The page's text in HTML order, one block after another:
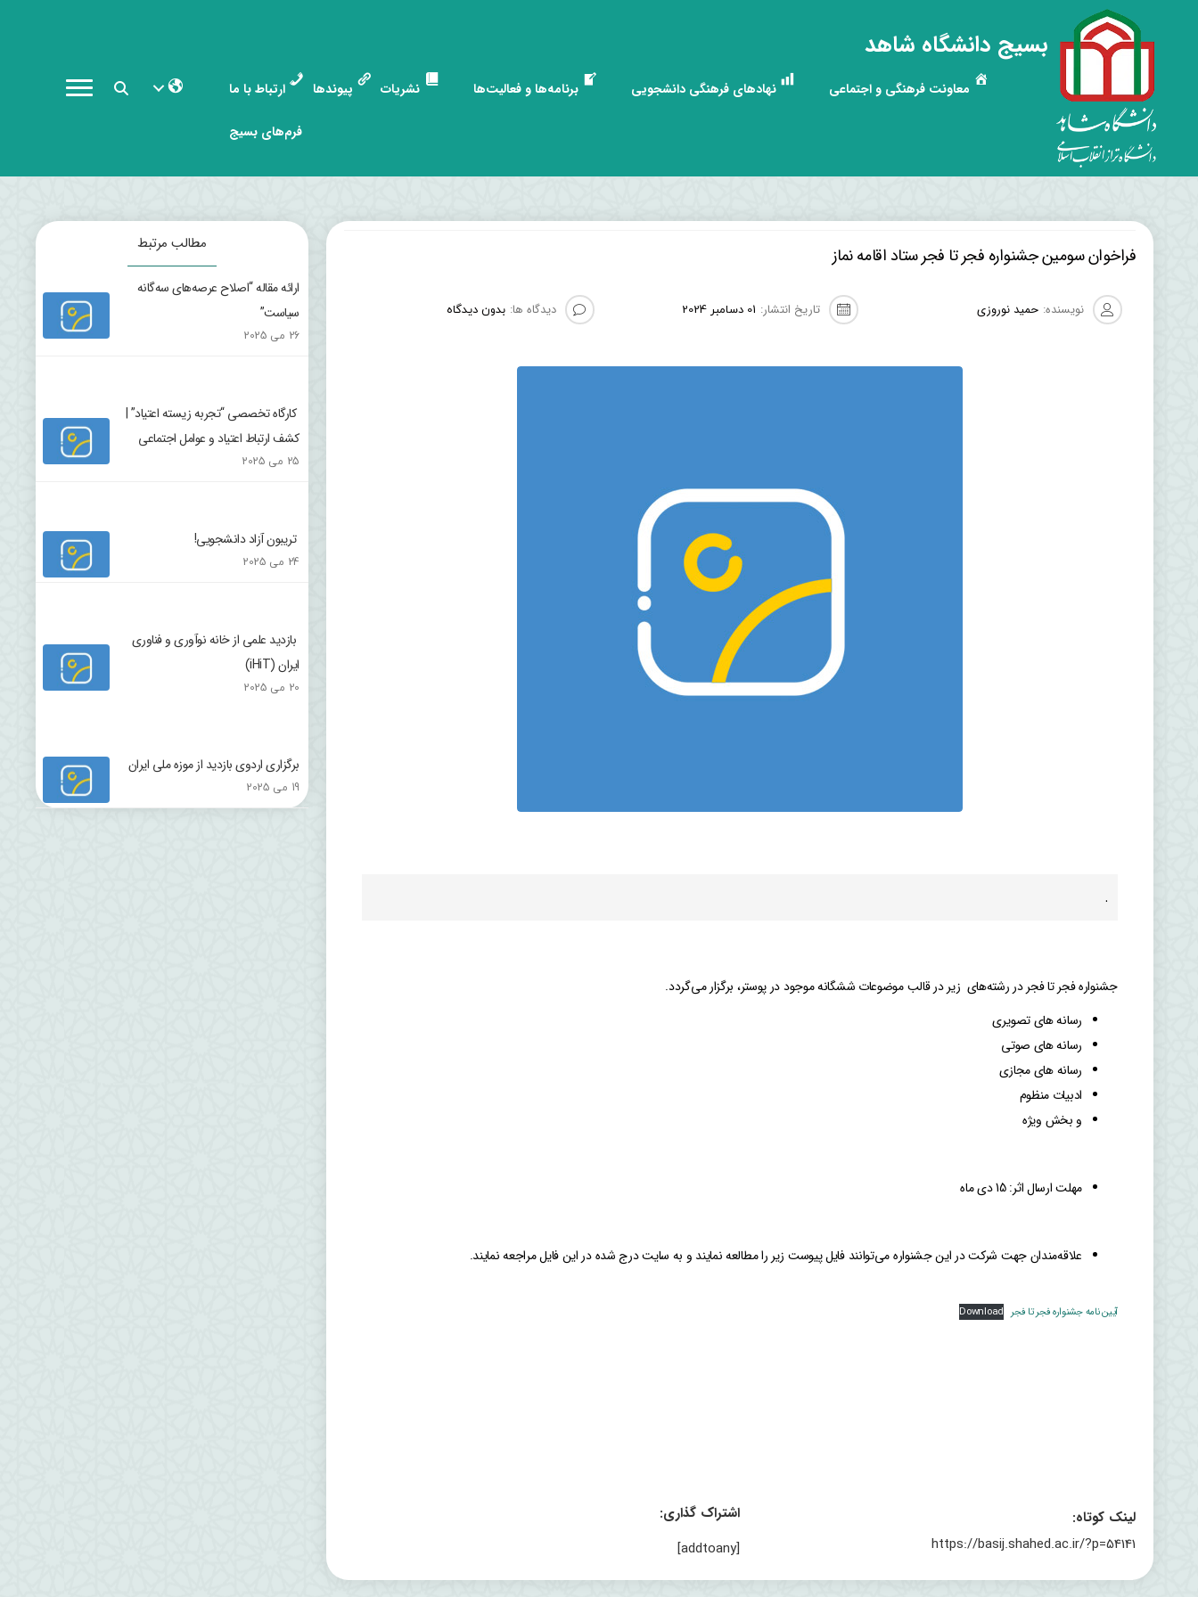
بسیج دانشگاه شاهد
معاونت فرهنگی و اجتماعی نهادهای فرهنگی دانشجویی برنامه‌ها و فعالیت‌ها نشریات پیوندها ارتباط با ما
فرم‌های بسیج
فراخوان سومین جشنواره فجر تا فجر ستاد اقامه نماز
نویسنده: حمید نوروزی تاریخ انتشار: 01 دسامبر 2024 دیدگاه ها: بدون دیدگاه
.
جشنواره فجر تا فجر در رشته‌های زیر در قالب موضوعات ششگانه موجود در پوستر، برگزار می‌گردد.
رسانه های تصویری
رسانه های صوتی
رسانه های مجازی
ادبیات منظوم
و بخش ویژه
مهلت ارسال اثر: 15 دی ماه
علاقه‌مندان جهت شرکت در این جشنواره می‌توانند فایل پیوست زیر را مطالعه نمایند و به سایت درج شده در این فایل مراجعه نمایند.
آیین نامه جشنواره فجر تا فجر Download
لینک کوتاه:
https://basij.shahed.ac.ir/?p=54141
اشتراک گذاری:
[addtoany]
مطالب مرتبط
ارائه مقاله “اصلاح عرصه‌های سه‌گانه
سیاست”
26 می 2025
کارگاه تخصصی “تجربه زیسته اعتیاد” |
کشف ارتباط اعتیاد و عوامل اجتماعی
25 می 2025
تریبون آزاد دانشجویی!
24 می 2025
بازدید علمی از خانه نوآوری و فناوری
ایران (iHiT)
20 می 2025
برگزاری اردوی بازدید از موزه ملی ایران
19 می 2025